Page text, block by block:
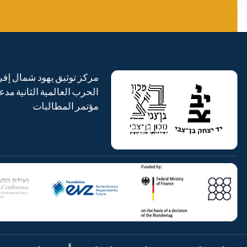
مركز توثيق يهود شمال
الحرب العالمية الثانية
مؤتمر المطالبات